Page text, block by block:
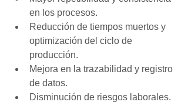
en los procesos.
Reducción de tiempos muertos y
optimización del ciclo de
producción.
Mejora en la trazabilidad y registro
de datos.
Disminución de riesgos laborales.